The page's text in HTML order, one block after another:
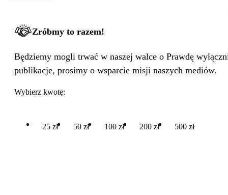
Zróbmy to razem!
Będziemy mogli trwać w naszej walce o Prawdę
publikacje, prosimy o wsparcie misji naszych mediów.
Wybierz kwotę:
25 zł 50 zł 100 zł 200 zł 500 zł